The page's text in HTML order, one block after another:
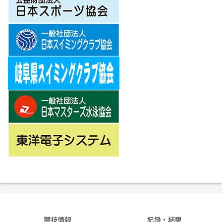
競技情報 記録・結果